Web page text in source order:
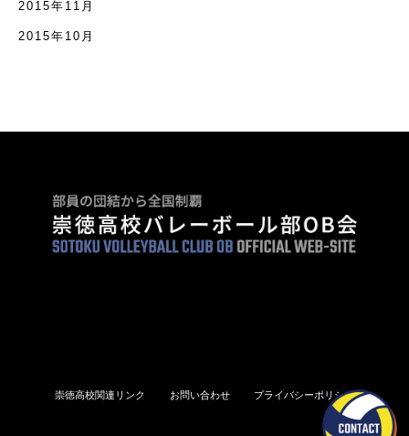
2015年11月
2015年10月
崇徳高校関連リンク お問い合わせ プライバシーポリシー